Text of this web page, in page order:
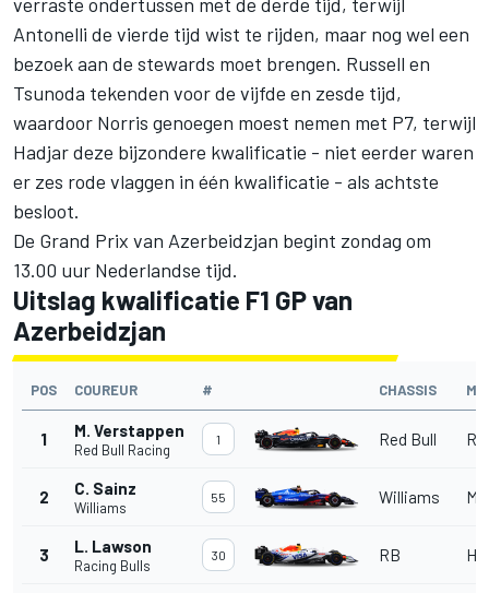
verraste ondertussen met de derde tijd, terwijl
Antonelli de vierde tijd wist te rijden, maar nog wel een
bezoek aan de stewards moet brengen. Russell en
Tsunoda tekenden voor de vijfde en zesde tijd,
waardoor Norris genoegen moest nemen met P7, terwijl
Hadjar deze bijzondere kwalificatie - niet eerder waren
er zes rode vlaggen in één kwalificatie - als achtste
besloot.
De Grand Prix van Azerbeidzjan begint zondag om
13.00 uur Nederlandse tijd.
Uitslag kwalificatie F1 GP van
Azerbeidzjan
POS COUREUR # CHASSIS
1 M. Verstappen
Red Bull Racing
1 Red Bull
2 C. Sainz
Williams
55 Williams
3 L. Lawson
Racing Bulls
30 RB